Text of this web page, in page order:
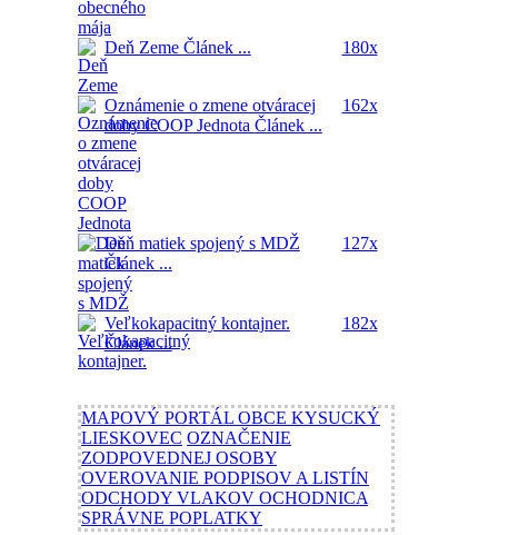
Deň Zeme Článek ... 180x
Oznámenie o zmene otváracej
doby COOP Jednota Článek ...
162x
Deň matiek spojený s MDŽ
Článek ...
127x
Veľkokapacitný kontajner.
Článek ...
182x
MAPOVÝ PORTÁL OBCE KYSUCKÝ
LIESKOVEC OZNAČENIE
ZODPOVEDNEJ OSOBY
OVEROVANIE PODPISOV A LISTÍN
ODCHODY VLAKOV OCHODNICA
SPRÁVNE POPLATKY